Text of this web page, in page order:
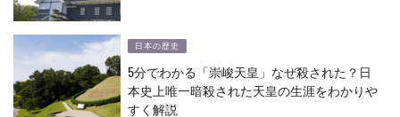
日本の歴史
5分でわかる「崇峻天皇」なぜ殺された？日
本史上唯一暗殺された天皇の生涯をわかりや
すく解説